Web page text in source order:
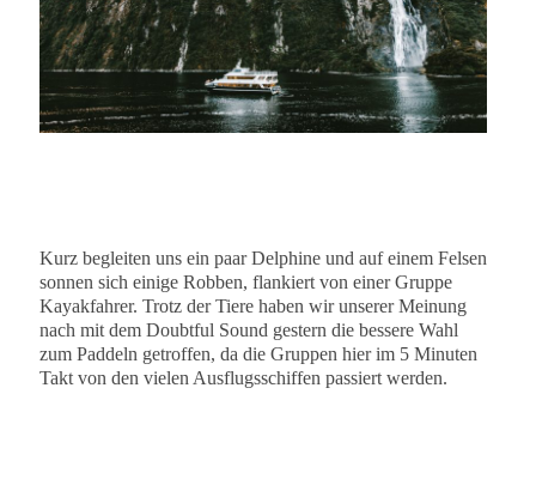
Kurz begleiten uns ein paar Delphine und auf einem Felsen
sonnen sich einige Robben, flankiert von einer Gruppe
Kayakfahrer. Trotz der Tiere haben wir unserer Meinung
nach mit dem Doubtful Sound gestern die bessere Wahl
zum Paddeln getroffen, da die Gruppen hier im 5 Minuten
Takt von den vielen Ausflugsschiffen passiert werden.